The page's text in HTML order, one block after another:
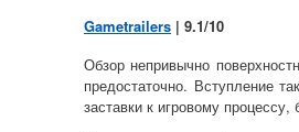
Gametrailers | 9.1/10
Обзор непривычно
предостаточно. Вступление
заставки к игровому